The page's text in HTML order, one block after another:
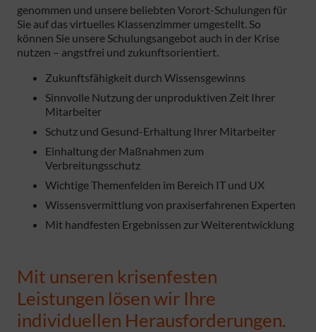
genommen und unsere beliebten Vorort-Schulungen für
Sie auf das virtuelles Klassenzimmer umgestellt. So
können Sie unsere Schulungsangebot auch in der Krise
nutzen – angstfrei und zukunftsorientiert.
Zukunftsfähigkeit durch Wissensgewinns
Sinnvolle Nutzung der unproduktiven Zeit Ihrer
Mitarbeiter
Schutz und Gesund-Erhaltung Ihrer Mitarbeiter
Einhaltung der Maßnahmen zum
Verbreitungsschutz
Wichtige Themenfelden im Bereich IT und UX
Wissensvermittlung von praxiserfahrenen Experten
Mit handfesten Ergebnissen zur Weiterentwicklung
Mit unseren krisenfesten
Leistungen lösen wir Ihre
individuellen Herausforderungen.